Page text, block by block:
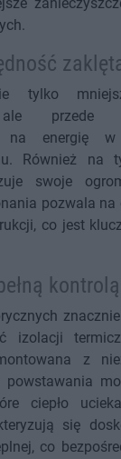
tylko
ale przede
na energię
Również na
swoje
pozwala na
co jest
kontrolą
izolacji
z
powstawania
ciepło
się
co